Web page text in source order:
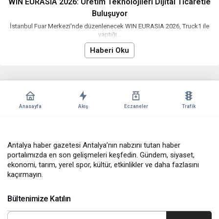
Buluşuyor
İstanbul Fuar Merkezi'nde düzenlenecek WIN EURASIA 2026, Truck1 ile
yaptığı...
Haberi Oku
Anasayfa Akış Eczaneler Trafik
Antalya haber gazetesi Antalya’nın nabzını tutan haber
portalımızda en son gelişmeleri keşfedin. Gündem, siyaset,
ekonomi, tarım, yerel spor, kültür, etkinlikler ve daha fazlasını
kaçırmayın.
Bültenimize Katılın